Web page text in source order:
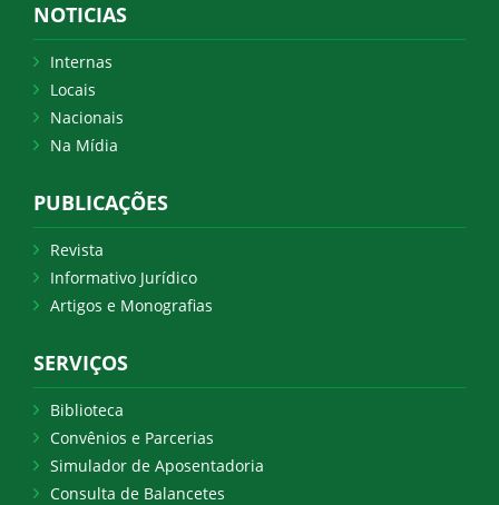
NOTICIAS
Internas
Locais
Nacionais
Na Mídia
PUBLICAÇÕES
Revista
Informativo Jurídico
Artigos e Monografias
SERVIÇOS
Biblioteca
Convênios e Parcerias
Simulador de Aposentadoria
Consulta de Balancetes